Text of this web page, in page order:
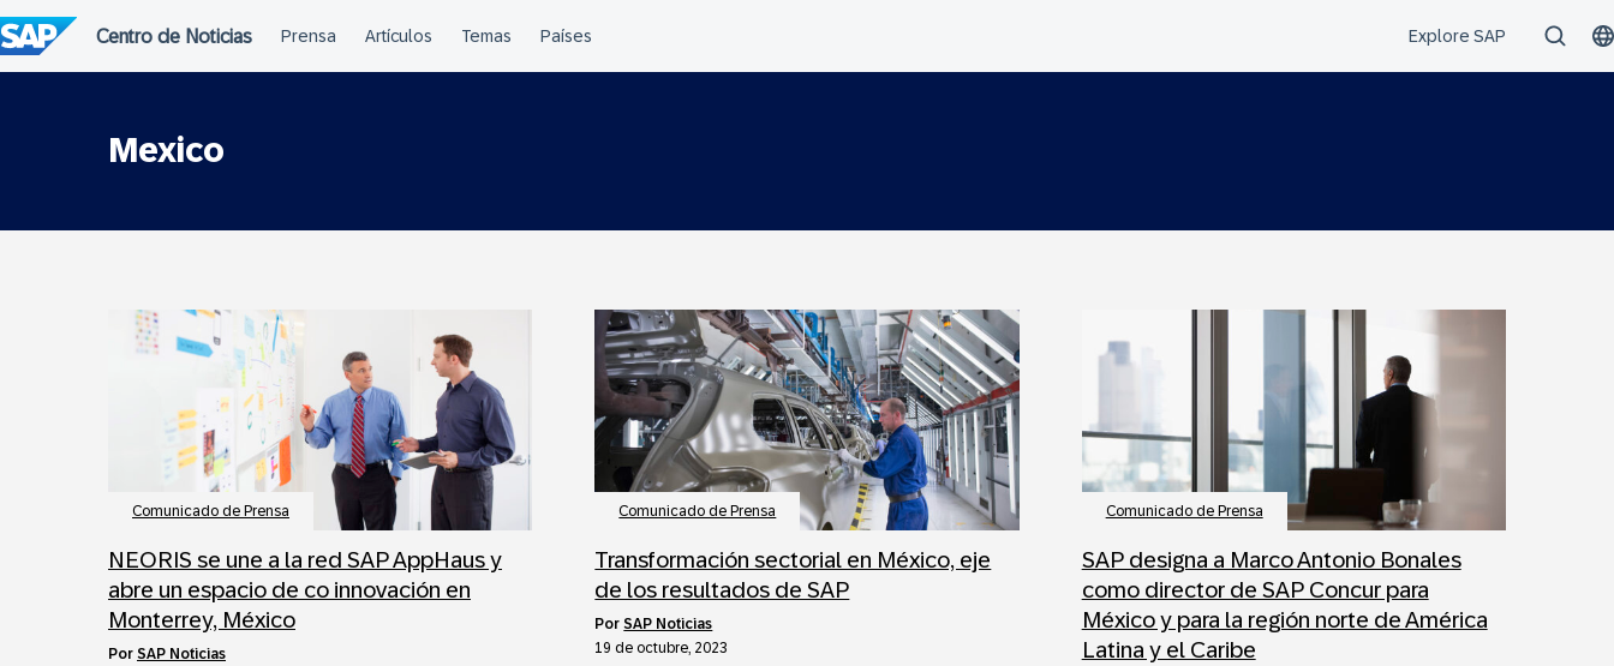
al
contenido
Mexico
Comunicado de Prensa
NEORIS se une a la red SAP AppHaus y
abre un espacio de co innovación en
Monterrey, México
por SAP Noticias
Comunicado de Prensa
Transformación sectorial en México, eje
de los resultados de SAP
porSAP Noticias
19 de octubre, 2023
Comunicado de Prensa
SAP designa a Marco Antonio Bonales
como director de SAP Concur para
México y para la región norte de América
Latina y el Caribe